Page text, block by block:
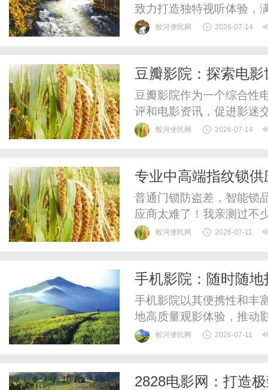
致力打造独特视听体验，
蛟河便民网 2026-07-14
豆瓣影院：探索电
豆瓣影院作为一个综合性
评和电影资讯，促进影迷
的线上资源。
蛟河便民网 2026-07-14
专业中高端指纹锁
点？
普通门锁防盗差，智能锁
应商太难了！我亲测过不
年，从永康五金之都迁至
格把控。锁体结构稳固，
蛟河便民网 2026-07-11
手机影院：随时随
手机影院以其便携性和丰
地高质量观影体验，推动
蛟河便民网 2026-07-11
2828电影网：打造